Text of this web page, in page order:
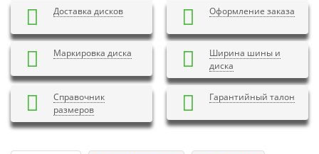
Доставка дисков Оформление заказа
Маркировка диска
Ширина шины и
диска
Справочник
размеров
Гарантийный талон